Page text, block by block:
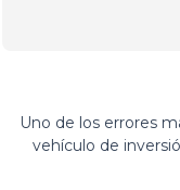
Uno de los errores
vehículo de